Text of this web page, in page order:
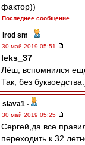
фактор))
Последнее сообщение
irod sm -
30 май 2019 05:51
leks_37
Лёш, вспомнился
Так, без
slava1 -
30 май 2019 05:25
Сергей,да все
переходить к 32